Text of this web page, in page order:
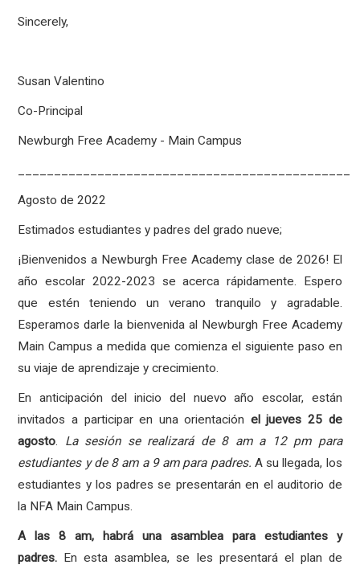
Sincerely,
Susan Valentino
Co-Principal
Newburgh Free Academy - Main Campus
Agosto de 2022
Estimados estudiantes y padres del grado nueve;
¡Bienvenidos a Newburgh Free Academy clase de 2026! El
año escolar 2022-2023 se acerca rápidamente. Espero
que estén teniendo un verano tranquilo y agradable.
Esperamos darle la bienvenida al Newburgh Free Academy
Main Campus a medida que comienza el siguiente paso en
su viaje de aprendizaje y crecimiento.
En anticipación del inicio del nuevo año escolar, están
invitados a participar en una orientación el jueves 25 de
agosto. La sesión se realizará de 8 am a 12 pm para
estudiantes y de 8 am a 9 am para padres. A su llegada, los
estudiantes y los padres se presentarán en el auditorio de
la NFA Main Campus.
A las 8 am, habrá una asamblea para estudiantes y
padres. En esta asamblea, se les presentará el plan de